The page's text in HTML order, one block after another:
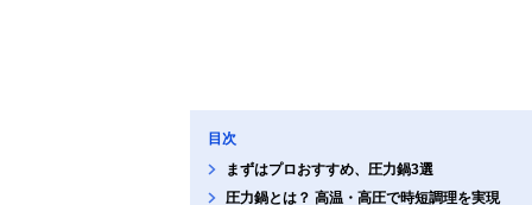
目次
まずはプロおすすめ、圧力鍋3選
圧力鍋とは？ 高温・高圧で時短調理を実現